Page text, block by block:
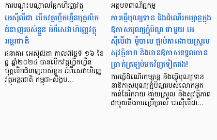
ការបណ្ដុះបណ្ដាលផ្នែកហិរញ្ញវត្ថុ
អេស៊ីលីដា បើកវគ្គហ្វឹកហ្វឺនបុគ្គលិក
ជំនាញរបស់ខ្លួន អំពីសេវាហិរញ្ញវត្ថុ
អន្តរជាតិ
ធនាគារ អេស៊ីលីដា កាលពីថ្ងៃទី ១៦ ខែ
ធ្នូ ឆ្នាំ២០២៤ បានបើកវគ្គហ្វឹកហ្វឺន
បុគ្គលិកជំនាញរបស់ខ្លួន អំពីសេវាហិរញ្ញ
វត្ថុអន្តរជាតិ កម្ពុជា-សិង្ហប…
អត្ថបទពាណិជ្ជកម្ម
ការធ្វើបុណ្យទាន និងដំណើរកម្សាន្ដក្នុង
ឱកាសបុណ្យភ្ជុំបិណ្ឌ ជាមួយ អេ
ស៊ីលីដា ម៉ូបាល ផ្ដល់ភាពងាយស្រួល
សុវត្ថិភាព និងមានឱកាសទទួលបាន
ប្រាក់ត្រឡប់មកវិញទៀតផង!
ការធ្វើដំណើរកម្សាន្ដ និងធ្វើបុណ្យទាន
នាឱកាសបុណ្យភ្ជុំបិណ្ឌរបស់លោកអ្នក
កាន់តែរីករាយ ងាយស្រួល និងសុវត្ថិភាព
ជាមួយនឹងការប្រើប្រាស់ អេស៊ីលីដា…